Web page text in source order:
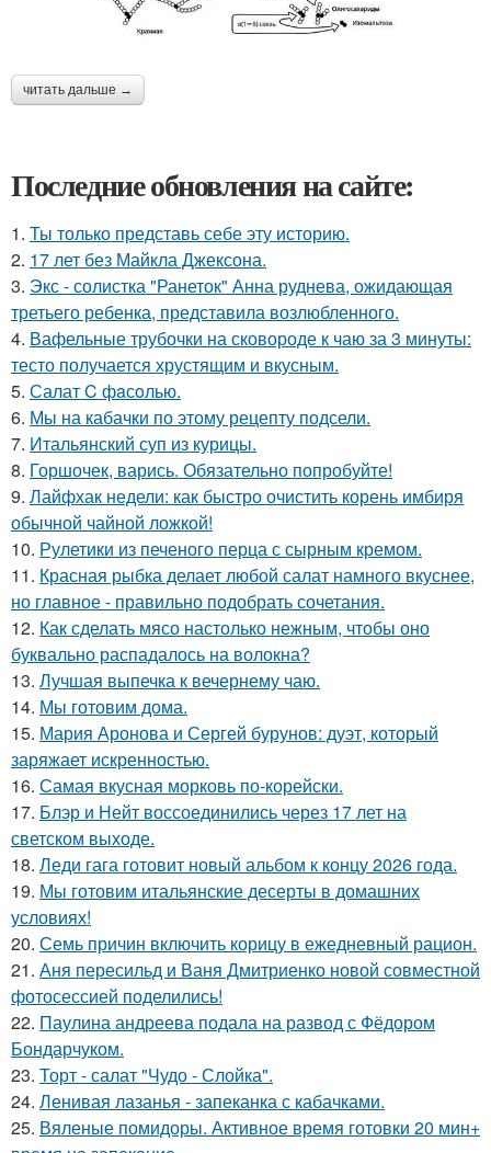
читать дальше →
Последние обновления на сайте:
1. Ты только представь себе эту историю.
2. 17 лет без Майкла Джексона.
3. Экс - солистка "Ранеток" Анна руднева, ожидающая
третьего ребенка, представила возлюбленного.
4. Вафельные трубочки на сковороде к чаю за 3 минуты:
тесто получается хрустящим и вкусным.
5. Салат C фaсoлью.
6. Мы на кабачки по этому рецепту подсели.
7. Итальянский суп из курицы.
8. Горшочек, варись. Обязательно попробуйте!
9. Лайфхак недели: как быстро очистить корень имбиря
обычной чайной ложкой!
10. Рулетики из печеного перца с сырным кремом.
11. Красная рыбка делает любой салат намного вкуснее,
но главное - правильно подобрать сочетания.
12. Как сделать мясо настолько нежным, чтобы оно
буквально распадалось на волокна?
13. Лучшая выпечка к вечернему чаю.
14. Мы готовим дома.
15. Мария Аронова и Сергей бурунов: дуэт, который
заряжает искренностью.
16. Самая вкусная морковь по-корейски.
17. Блэр и Нейт воссоединились через 17 лет на
светском выходе.
18. Леди гага готовит новый альбом к концу 2026 года.
19. Мы готовим итальянские десерты в домашних
условиях!
20. Семь причин включить корицу в ежедневный рацион.
21. Аня пересильд и Ваня Дмитриенко новой совместной
фотосессией поделились!
22. Паулина андреева подала на развод с Фёдором
Бондарчуком.
23. Торт - салат "Чудо - Слойка".
24. Ленивая лазанья - запеканка с кабачками.
25. Вяленые помидоры. Активное время готовки 20 мин+